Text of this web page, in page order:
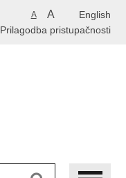
English
A A
Prilagodba pristupačnosti